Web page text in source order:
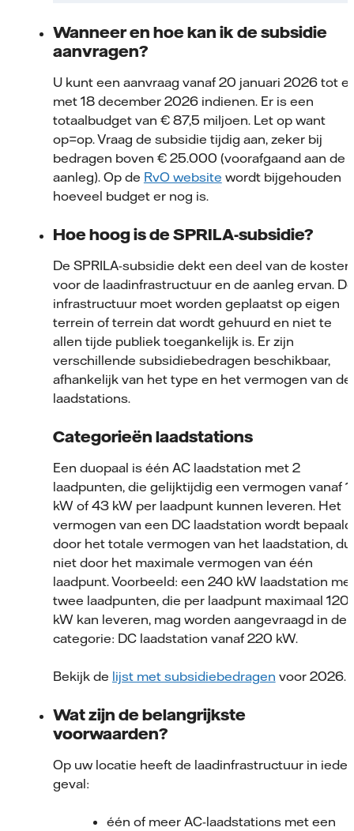
Wanneer en hoe kan ik de subsidie
aanvragen?
U kunt een aanvraag vanaf 20 januari 2026 tot
met 18 december 2026 indienen. Er is een
totaalbudget van € 87,5 miljoen. Let op want
op=op. Vraag de subsidie tijdig aan, zeker bij
bedragen boven € 25.000 (voorafgaand aan de
aanleg). Op de RvO website wordt bijgehouden
hoeveel budget er nog is.
Hoe hoog is de SPRILA-subsidie?
De SPRILA-subsidie dekt een deel van de kosten
voor de laadinfrastructuur en de aanleg ervan. De
infrastructuur moet worden geplaatst op eigen
terrein of terrein dat wordt gehuurd en niet te
allen tijde publiek toegankelijk is. Er zijn
verschillende subsidiebedragen beschikbaar,
afhankelijk van het type en het vermogen van de
laadstations.
Categorieën laadstations
Een duopaal is één AC laadstation met 2
laadpunten, die gelijktijdig een vermogen vanaf
kW of 43 kW per laadpunt kunnen leveren. Het
vermogen van een DC laadstation wordt bepaald
door het totale vermogen van het laadstation,
niet door het maximale vermogen van één
laadpunt. Voorbeeld: een 240 kW laadstation
twee laadpunten, die per laadpunt maximaal 120
kW kan leveren, mag worden aangevraagd in de
categorie: DC laadstation vanaf 220 kW.
Bekijk de lijst met subsidiebedragen voor 2026.
Wat zijn de belangrijkste
voorwaarden?
Op uw locatie heeft de laadinfrastructuur in ieder
geval:
één of meer AC-laadstations met een